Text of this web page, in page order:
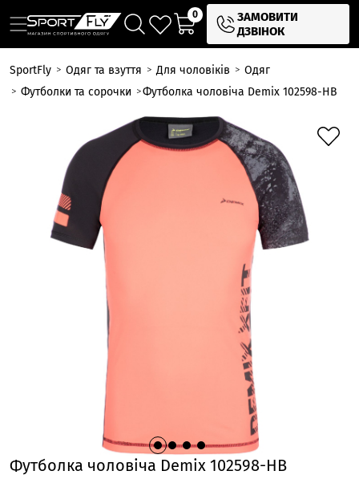
0
ЗАМОВИТИ
ДЗВІНОК
SportFly Одяг та взуття Для чоловіків
Одяг
Футболки та сорочки
Футболка чоловіча Demix 102598-HB
Футболка чоловіча Demix 102598-HB